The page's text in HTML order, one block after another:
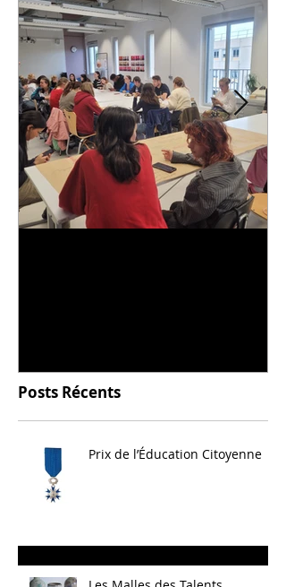
Posts Récents
Prix de l’Éducation Citoyenne